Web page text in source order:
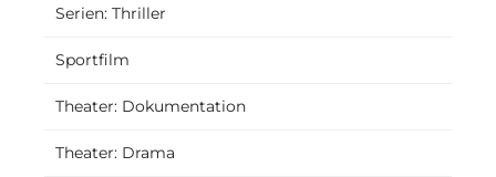
Serien: Thriller
Sportfilm
Theater: Dokumentation
Theater: Drama